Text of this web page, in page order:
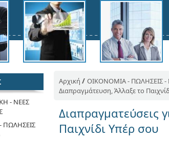
- ΝΕΕΣ
ΠΩΛΗΣΕΙΣ
Αρχική / ΟΙΚΟΝΟΜΙΑ - ΠΩΛΗΣΕΙΣ -
Διαπραγμάτευση, Άλλαξε το
Διαπραγματεύσεις
Παιχνίδι Υπέρ σου